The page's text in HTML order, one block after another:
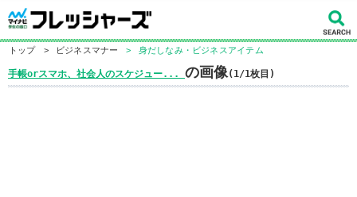
トップ > ビジネスマナー > 身だしなみ・ビジネスアイテム
手帳orスマホ、社会人のスケジュー... の画像(1/1枚目)